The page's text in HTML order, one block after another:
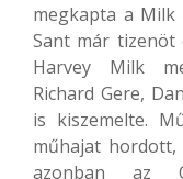
megkapta a Milk
Sant már tizenöt
Harvey Milk
Richard Gere,
is kiszemelte.
műhajat hordott,
azonban az